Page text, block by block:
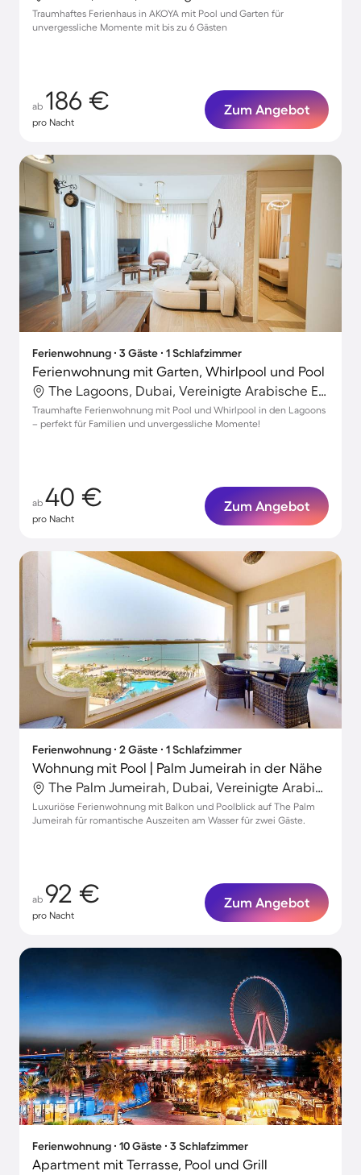
Traumhaftes Ferienhaus in AKOYA mit Pool und Garten für
unvergessliche Momente mit bis zu 6 Gästen
ab 186 €
pro Nacht
Zum Angebot
Ferienwohnung ∙ 3 Gäste ∙ 1 Schlafzimmer
Ferienwohnung mit Garten, Whirlpool und Pool
The Lagoons, Dubai, Vereinigte Arabische Emirate
Traumhafte Ferienwohnung mit Pool und Whirlpool in den Lagoons
– perfekt für Familien und unvergessliche Momente!
ab 40 €
pro Nacht
Zum Angebot
Ferienwohnung ∙ 2 Gäste ∙ 1 Schlafzimmer
Wohnung mit Pool | Palm Jumeirah in der Nähe
The Palm Jumeirah, Dubai, Vereinigte Arabische Emirate
Luxuriöse Ferienwohnung mit Balkon und Poolblick auf The Palm
Jumeirah für romantische Auszeiten am Wasser für zwei Gäste.
ab 92 €
pro Nacht
Zum Angebot
Ferienwohnung ∙ 10 Gäste ∙ 3 Schlafzimmer
Apartment mit Terrasse, Pool und Grill